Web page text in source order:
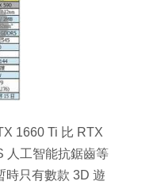
1660 Ti 比 RTX
人工智能抗鋸齒等
時只有數款 3D 遊